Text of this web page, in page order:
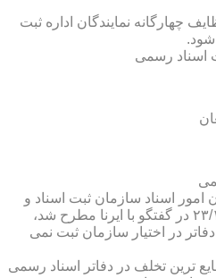
چهارگانه نمایندگان اداره ثبت
شود.
اسناد سازمان ثبت اسناد و
املاک کشور که در مورخ ۲۳/۱۱/۹۱ در گفتگو با ایرنا مطرح شد،
در اختیار سازمان ثبت نمی
ترین تخلف در دفاتر اسناد رسمی